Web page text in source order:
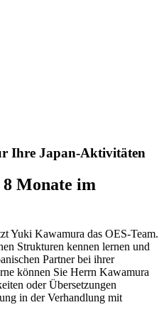
Ihre Japan-Aktivitäten
Monate im
Yuki Kawamura das OES-Team.
Strukturen kennen lernen und
Partner bei ihrer
können Sie Herrn Kawamura
oder Übersetzungen
in der Verhandlung mit